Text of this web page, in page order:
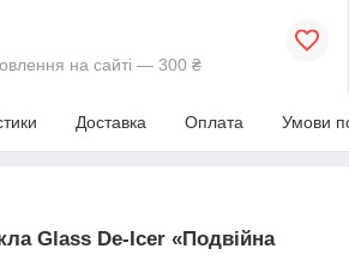
на сайті — 300 ₴
Доставка Оплата Умови
Glass De-Icer «Подвійна